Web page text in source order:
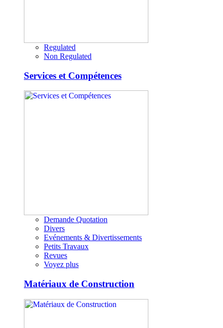
Regulated
Non Regulated
Services et Compétences
Demande Quotation
Divers
Evénements & Divertissements
Petits Travaux
Revues
Voyez plus
Matériaux de Construction